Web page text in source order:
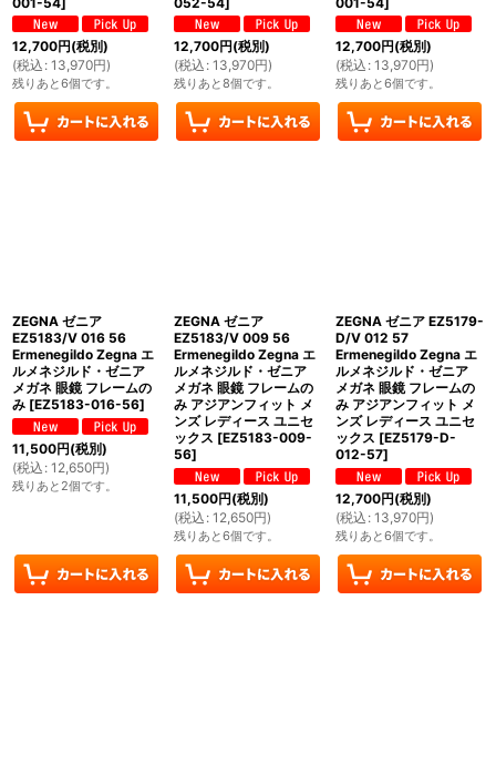
12,700円(税別)
(税込 : 13,970円)
残りあと6個です。
12,700円(税別)
(税込 : 13,970円)
残りあと8個です。
12,700円(税別)
(税込 : 13,970円)
残りあと6個です。
ZEGNA ゼニア
EZ5183/V 016 56
Ermenegildo Zegna エ
ルメネジルド・ゼニア
メガネ 眼鏡 フレームの
み [EZ5183-016-56]
11,500円(税別)
(税込 : 12,650円)
残りあと2個です。
ZEGNA ゼニア
EZ5183/V 009 56
Ermenegildo Zegna エ
ルメネジルド・ゼニア
メガネ 眼鏡 フレームの
み アジアンフィット メ
ンズ レディース ユニセ
ックス [EZ5183-009-
56]
11,500円(税別)
(税込 : 12,650円)
残りあと6個です。
ZEGNA ゼニア EZ5179-
D/V 012 57
Ermenegildo Zegna エ
ルメネジルド・ゼニア
メガネ 眼鏡 フレームの
み アジアンフィット メ
ンズ レディース ユニセ
ックス [EZ5179-D-
012-57]
12,700円(税別)
(税込 : 13,970円)
残りあと6個です。